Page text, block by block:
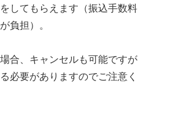
してもらえます（振込手数料
負担）。
合、キャンセルも可能ですが
必要がありますのでご注意く